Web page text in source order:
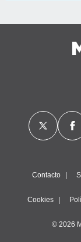
Contacto
Cookies
© 2026